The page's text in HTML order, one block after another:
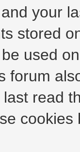
your
stored
used
forum
read
cookies